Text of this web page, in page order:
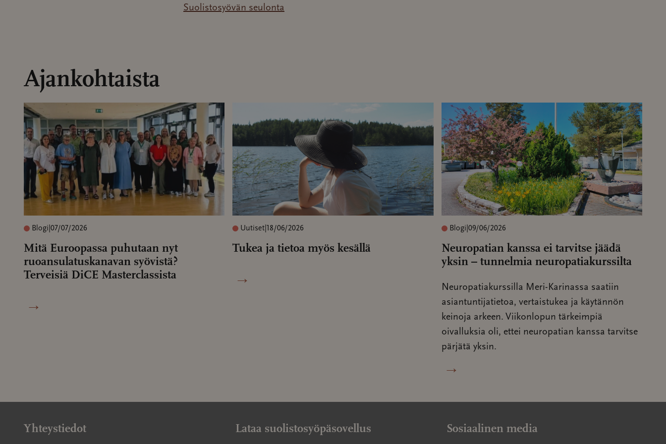
Suolistosyövän seulonta
Ajankohtaista
Blogi 07/07/2026
Mitä Euroopassa puhutaan nyt
ruoansulatuskanavan syövistä?
Terveisiä DiCE Masterclassista
→
Uutiset 18/06/2026
Tukea ja tietoa myös kesällä
→
Blogi 09/06/2026
Neuropatian kanssa ei tarvitse jäädä
yksin – tunnelmia neuropatiakurssilta
Neuropatiakurssilla Meri-Karinassa saatiin
asiantuntijatietoa, vertaistukea ja käytännön
keinoja arkeen. Viikonlopun tärkeimpiä
oivalluksia oli, ettei neuropatian kanssa tarvitse
pärjätä yksin.
→
Yhteystiedot Lataa suolistosyöpäsovellus Sosiaalinen media